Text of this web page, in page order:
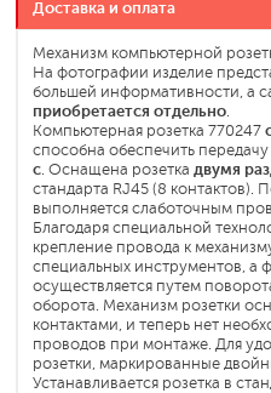
Доставка и оплата
Механизм компьютерной
На фотографии изделие
большей информативности, а
приобретается отдельно.
Компьютерная розетка 770247
способна обеспечить
с. Оснащена розетка двумя
стандарта RJ45 (8 контактов).
выполняется слаботочным
Благодаря специальной
крепление провода к
специальных инструментов, а
осуществляется путем
оборота. Механизм розетки
контактами, и теперь нет
проводов при монтаже. Для
розетки, маркированные
Устанавливается розетка в